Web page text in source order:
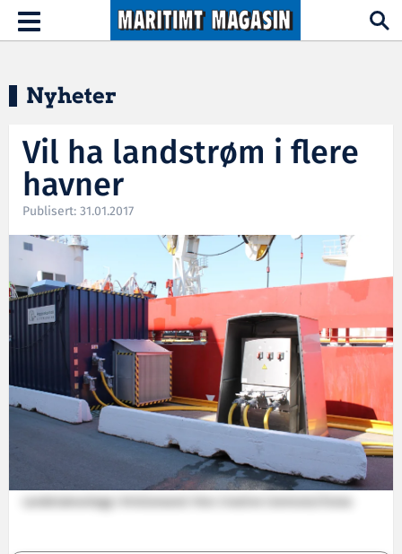
Hopp til hovedinnhold
Toggle
navigation
Nyheter
Vil ha landstrøm i flere
havner
Publisert: 31.01.2017
Landstrømanlegg i Kristiansand. Foto: Creative Commons/Enova